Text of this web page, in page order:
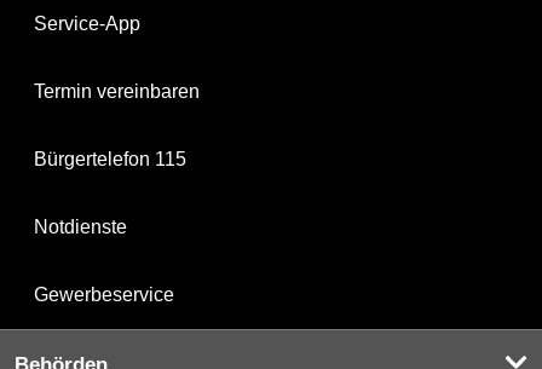
Service-App
Termin vereinbaren
Bürgertelefon 115
Notdienste
Gewerbeservice
Behörden